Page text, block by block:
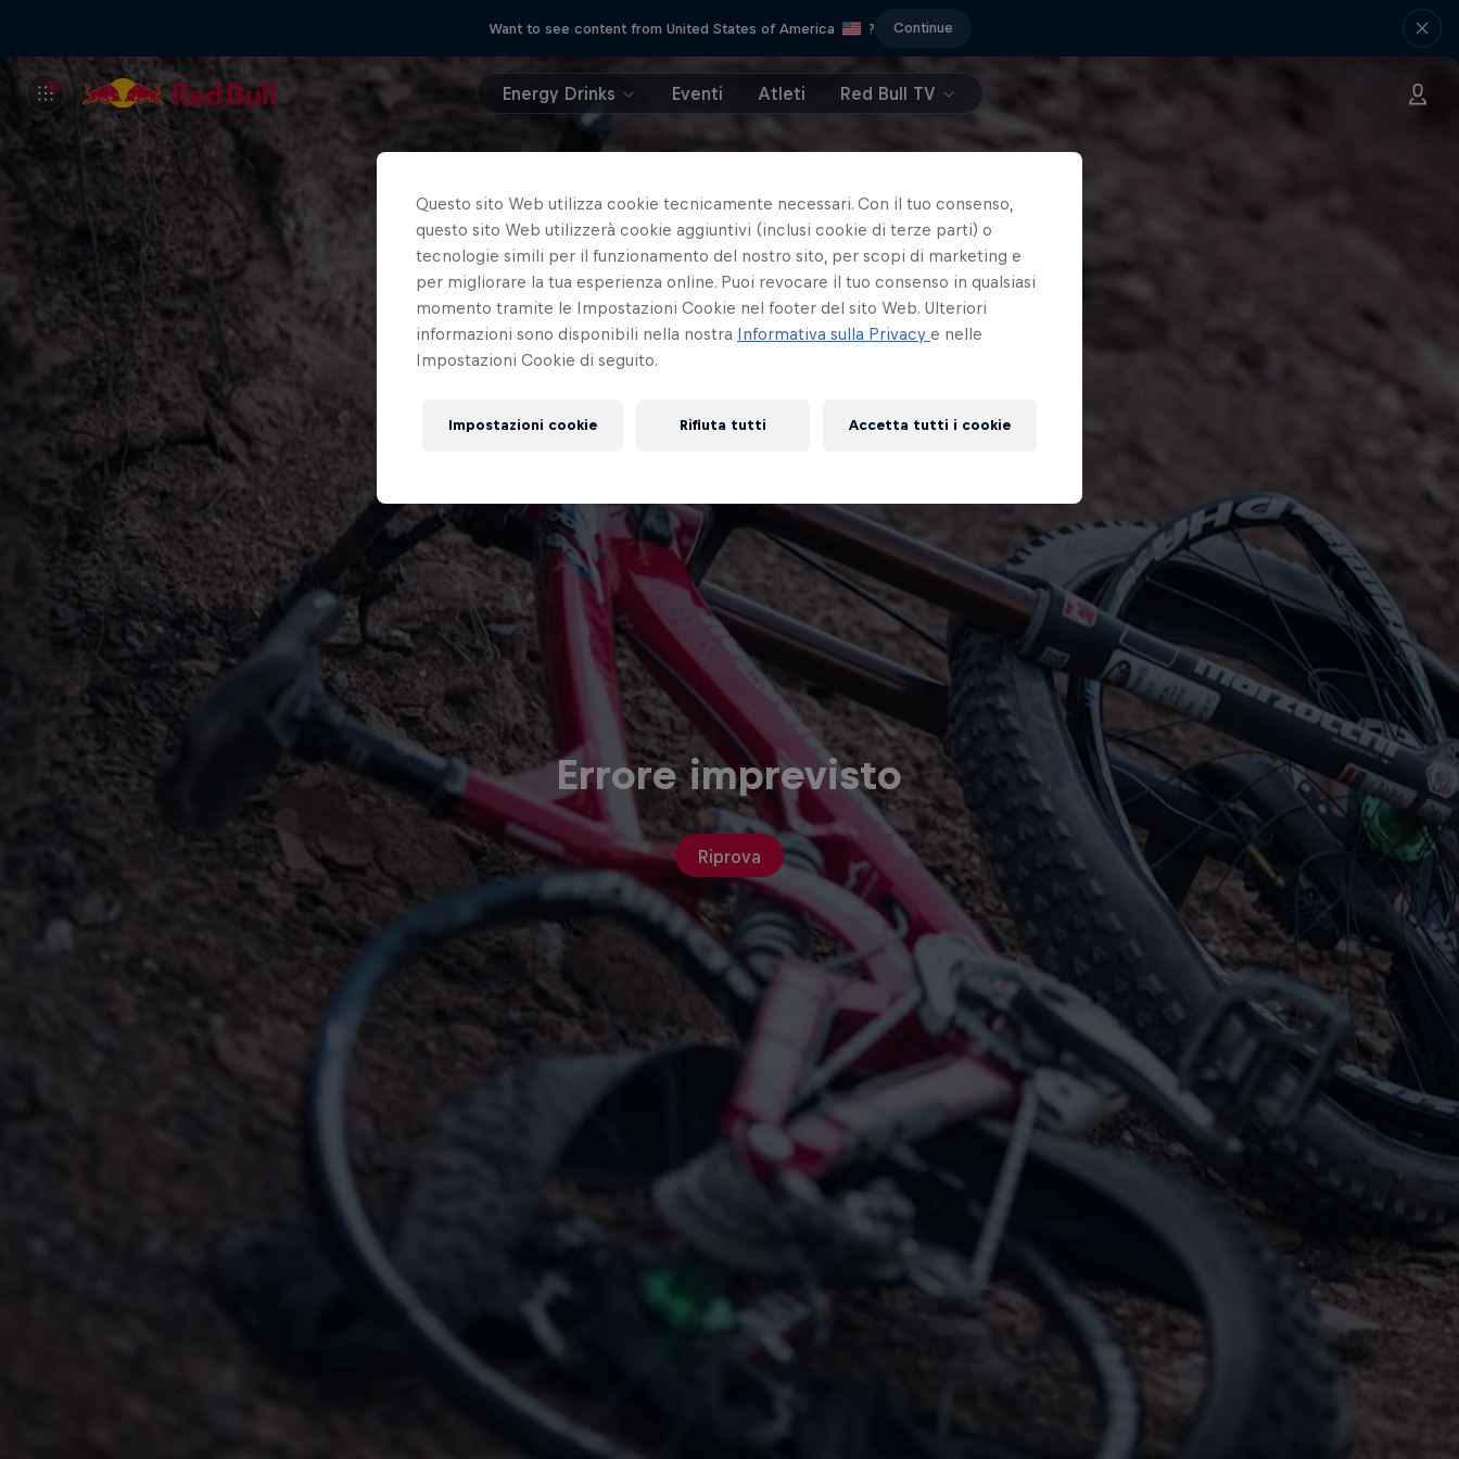
Want to see content from United States of America ? Continue
Energy Drinks Eventi Atleti Red Bull TV
Errore imprevisto
Riprova
Questo sito Web utilizza cookie tecnicamente necessari. Con il tuo consenso,
questo sito Web utilizzerà cookie aggiuntivi (inclusi cookie di terze parti) o
tecnologie simili per il funzionamento del nostro sito, per scopi di marketing e
per migliorare la tua esperienza online. Puoi revocare il tuo consenso in qualsiasi
momento tramite le Impostazioni Cookie nel footer del sito Web. Ulteriori
informazioni sono disponibili nella nostra Informativa sulla Privacy e nelle
Impostazioni Cookie di seguito.
Impostazioni cookie Rifiuta tutti Accetta tutti i cookie